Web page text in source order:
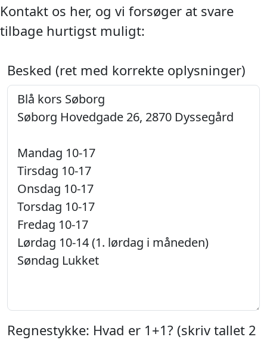
Kontakt os her, og vi forsøger at svare
tilbage hurtigst muligt:
Besked (ret med korrekte oplysninger)
Regnestykke: Hvad er 1+1? (skriv tallet 2